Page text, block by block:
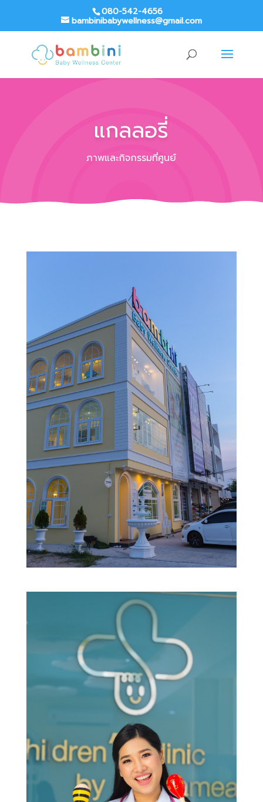
080-542-4656
bambinibabywellness@gmail.com
แกลลอรี่
ภาพและกิจกรรมที่ศูนย์